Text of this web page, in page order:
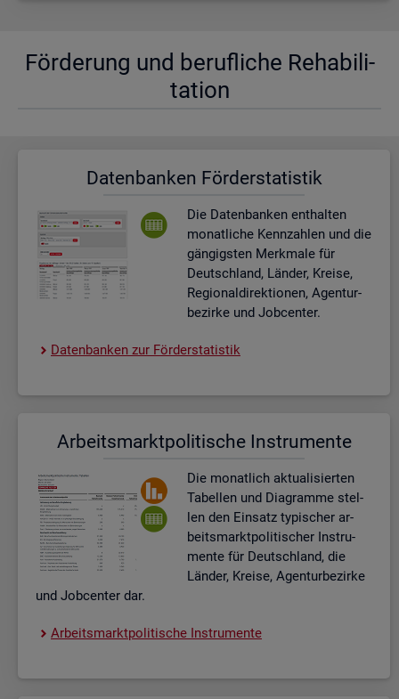
För­de­rung und be­ruf­li­che Re­ha­bi­li­
ta­ti­on
Da­ten­ban­ken För­der­sta­tis­tik
Die Da­ten­ban­ken ent­hal­ten
mo­nat­li­che Kenn­zah­len und die
gän­gigs­ten Merk­ma­le für
Deutsch­land, Län­der, Krei­se,
Re­gio­nal­di­rek­tio­nen, Agen­tur­
be­zir­ke und Job­cen­ter.
Da­ten­ban­ken zur För­der­sta­tis­tik
Ar­beits­markt­po­li­ti­sche In­stru­men­te
Die mo­nat­lich ak­tua­li­sier­ten
Ta­bel­len und Dia­gram­me stel­
len den Ein­satz ty­pi­scher ar­
beits­markt­po­li­ti­scher In­stru­
men­te für Deutsch­land, die
Län­der, Krei­se, Agen­tur­be­zir­ke
und Job­cen­ter dar.
Ar­beits­markt­po­li­ti­sche In­stru­men­te